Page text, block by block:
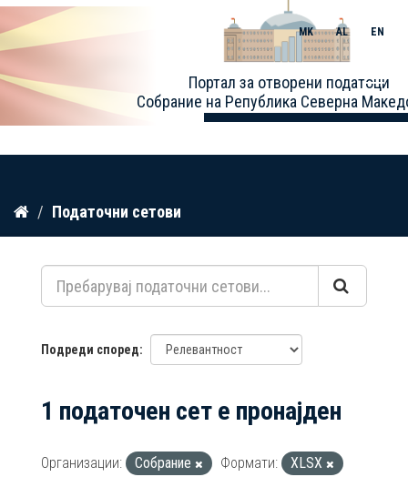
Прескокнете
содржина
Портал за отворени податоци
Собрание на Република Северна
MK AL EN
Toggle
Податочни сетови
Подреди според
1 податочен сет е пронајден
Организации: Собрание Формати:
XLSX